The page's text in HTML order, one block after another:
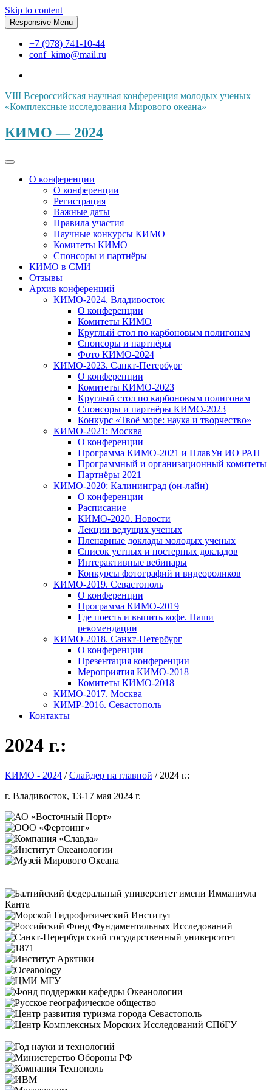
Skip to content
Responsive Menu
+7 (978) 741-10-44
conf_kimo@mail.ru
VIII Всероссийская научная конференция молодых ученых
«Комплексные исследования Мирового океана»
КИМО — 2024
О конференции
О конференции
Регистрация
Важные даты
Правила участия
Научные конкурсы КИМО
Комитеты КИМО
Спонсоры и партнёры
КИМО в СМИ
Отзывы
Архив конференций
КИМО-2024. Владивосток
О конференции
Комитеты КИМО
Круглый стол по карбоновым полигонам
Спонсоры и партнёры
Фото КИМО-2024
КИМО-2023. Санкт-Петербург
О конференции
Комитеты КИМО-2023
Круглый стол по карбоновым полигонам
Спонсоры и партнёры КИМО-2023
Конкурс «Твоё море: наука и творчество»
КИМО-2021: Москва
О конференции
Программа КИМО-2021 и ПлавУн ИО РАН
Программный и организационный комитеты
Партнёры 2021
КИМО-2020: Калининград (он-лайн)
О конференции
Расписание
КИМО-2020. Новости
Лекции ведущих ученых
Пленарные доклады молодых ученых
Список устных и постерных докладов
Интерактивные вебинары
Конкурсы фотографий и видеороликов
КИМО-2019. Севастополь
О конференции
Программа КИМО-2019
Где поесть и выпить кофе. Наши
рекомендации
КИМО-2018. Санкт-Петербург
О конференции
Презентация конференции
Мероприятия КИМО-2018
Комитеты КИМО-2018
КИМО-2017. Москва
КИМР-2016. Севастополь
Контакты
2024 г.:
КИМО - 2024 /Слайдер на главной / 2024 г.:
г. Владивосток, 13-17 мая 2024 г.